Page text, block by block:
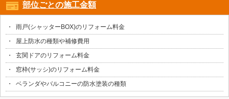
部位ごとの施工金額
雨戸(シャッターBOX)のリフォーム料金
屋上防水の種類や補修費用
玄関ドアのリフォーム料金
窓枠(サッシ)のリフォーム料金
ベランダやバルコニーの防水塗装の種類